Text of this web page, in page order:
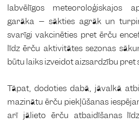
labvēlīgos meteoroloģiskajos
garāka – sākties agrāk un
svarīgi vakcinēties pret ērču
līdz ērču aktivitātes sezonas
būtu laiks izveidot aizsardzību pret
Tāpat, dodoties dabā, jāvalkā
mazinātu ērču piekļūšanas
arī jālieto ērču atbaidīšanas